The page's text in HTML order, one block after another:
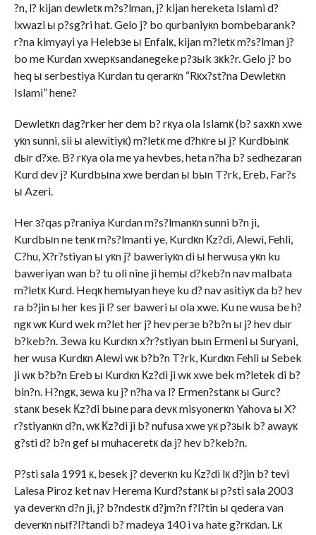
?n, l? kijan dewletк m?s?lman, j? kijan hereketa Islami d?
lxwazi ы p?sg?ri hat. Gelo j? bo qurbaniyкn bombebarank?
r?na kimyayi ya Helebзe ы Enfalк, kijan m?letк m?s?lman j?
bo me Kurdan xwepкsandanegeke p?зыk зкk?r. Gelo j? bo
heq ы serbestiya Kurdan tu qerarкn “Rкx?st?na Dewletкn
Islami” hene?
Dewletкn dag?rker her dem b? rкya ola Islamк (b? saxкn xwe
yкn sunni, sii ы alewitiyк) m?letк me d?hкre ы j? Kurdbыnк
dыr d?xe. B? rкya ola me ya hevbes, heta n?ha b? sedhezaran
Kurd dev j? Kurdbыna xwe berdan ы bыn T?rk, Ereb, Far?s
ы Azeri.
Her з?qas p?raniya Kurdan m?s?lmanкn sunni b?n ji,
Kurdbыn ne tenк m?s?lmanti ye, Kurdкn Кz?di, Alewi, Fehli,
C?hu, X?r?stiyan ы yкn j? baweriyкn di ы herwusa yкn ku
baweriyan wan b? tu oli nine ji hemы d?keb?n nav malbata
m?letк Kurd. Heqк hemыyan heye ku d? nav asitiyк da b? hev
ra b?jin ы her kes ji l? ser baweri ы ola xwe. Ku ne wusa be h?
ngк wк Kurd wek m?let her j? hev perзe b?b?n ы j? hev dыr
b?keb?n. Зewa ku Kurdкn x?r?stiyan bыn Ermeni ы Suryani,
her wusa Kurdкn Alewi wк b?b?n T?rk, Kurdкn Fehli ы Sebek
ji wк b?b?n Ereb ы Kurdкn Кz?di ji wк xwe bek m?letek di b?
bin?n. H?ngк, зewa ku j? n?ha va l? Ermen?stanк ы Gurc?
stanк besek Кz?di bыne para devк misyonerкn Yahova ы X?
r?stiyanкn d?n, wк Кz?di ji b? nufusa xwe yк p?зыk b? awayк
g?sti d? b?n gef ы muhaceretк da j? hev b?keb?n.
P?sti sala 1991 к, besek j? deverкn ku Кz?di lк d?jin b? tevi
Lalesa Piroz ket nav Herema Kurd?stanк ы p?sti sala 2003
ya deverкn d?n ji, j? b?ndestк d?jm?n f?l?tin ы qedera van
deverкn nыf?l?tandi b? madeya 140 i va hate g?rкdan. Lк